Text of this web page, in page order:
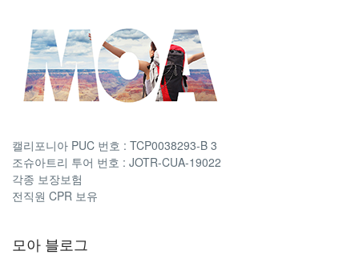
캘리포니아 PUC 번호 : TCP0038293-B 3
조슈아트리 투어 번호 : JOTR-CUA-19022
각종 보장보험
전직원 CPR 보유
모아 블로그